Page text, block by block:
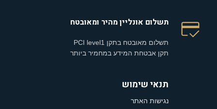
תשלום אונליין מהיר ומאובטח
תשלום מאובטח בתקן PCI level1
תקן אבטחת המידע במחמיר ביותר
תנאי שימוש
נגישות האתר